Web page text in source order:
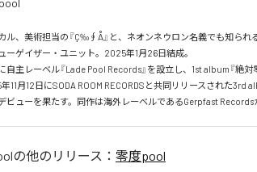
ル、美術担当の『Ç‰∮Å』と、ネオンネウロン名義でも知られ
ーゲイザー・ユニット。2025年1月26日結成。
自主レーベル『Lade Pool Records』を設立し、1st album『絶対
11月12日にSODA ROOM RECORDSと共同リリースされた3rd
ビューを果たす。同作は海外レーベルであるGerpfast Records
の他のリリース： 零度pool